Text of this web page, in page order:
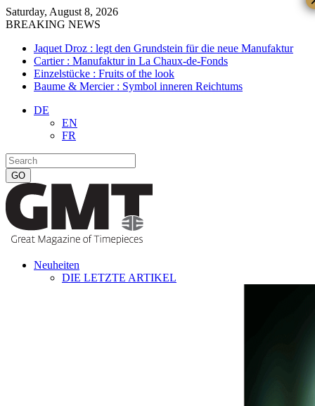
Saturday, August 8, 2026
BREAKING NEWS
Jaquet Droz : legt den Grundstein für die neue Manufaktur
Cartier : Manufaktur in La Chaux-de-Fonds
Einzelstücke : Fruits of the look
Baume & Mercier : Symbol inneren Reichtums
DE
EN
FR
Neuheiten
DIE LETZTE ARTIKEL